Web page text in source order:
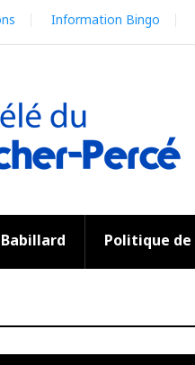
Information Bingo
Babillard Politique